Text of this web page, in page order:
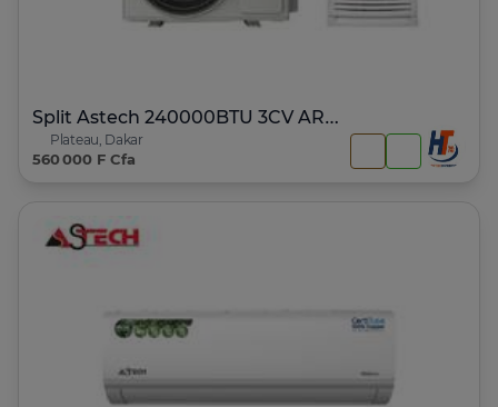
Split Astech 240000BTU 3CV ARMOIRE INVERTER
Plateau, Dakar
560 000 F Cfa